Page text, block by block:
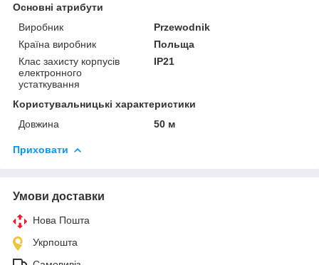
Основні атрибути
Виробник
Przewodnik
Країна виробник
Польща
Клас захисту корпусів
електронного
устаткування
IP21
Користувальницькі характеристики
Довжина
50 м
Приховати
Умови доставки
Нова Пошта
Укрпошта